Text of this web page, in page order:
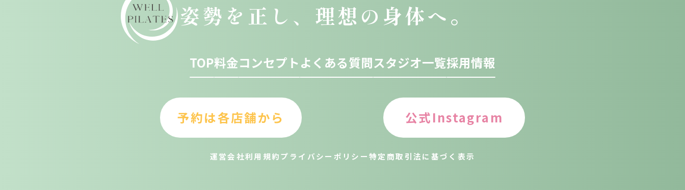
姿勢を正し、理想の身体へ。
TOP料金コンセプトよくある質問スタジオ一覧採用情報
予約は各店舗から 公式Instagram
運営会社利用規約プライバシーポリシー特定商取引法に基づく表示